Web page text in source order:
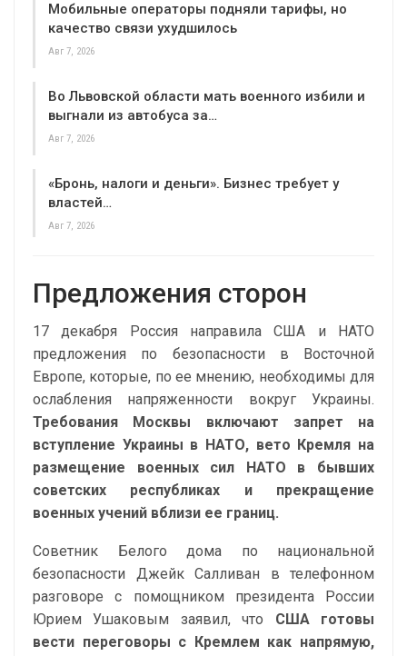
Мобильные операторы подняли тарифы, но
качество связи ухудшилось
Авг 7, 2026
Во Львовской области мать военного избили и
выгнали из автобуса за…
Авг 7, 2026
«Бронь, налоги и деньги». Бизнес требует у
властей…
Авг 7, 2026
Предложения сторон
17 декабря Россия направила США и НАТО
предложения по безопасности в Восточной
Европе, которые, по ее мнению, необходимы для
ослабления напряженности вокруг Украины.
Требования Москвы включают запрет на
вступление Украины в НАТО, вето Кремля на
размещение военных сил НАТО в бывших
советских республиках и прекращение
военных учений вблизи ее границ.
Советник Белого дома по национальной
безопасности Джейк Салливан в телефонном
разговоре с помощником президента России
Юрием Ушаковым заявил, что США готовы
вести переговоры с Кремлем как напрямую,